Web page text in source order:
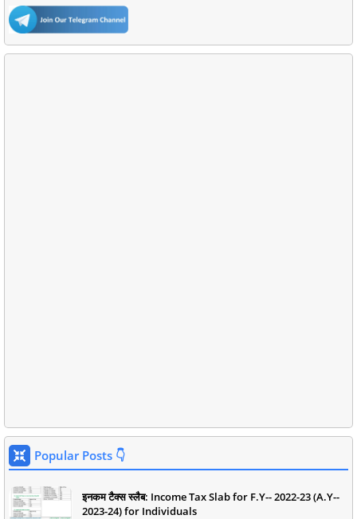
Popular Posts 👇
इनकम टैक्स स्लैब: Income Tax Slab for F.Y-- 2022-23 (A.Y--
2023-24) for Individuals